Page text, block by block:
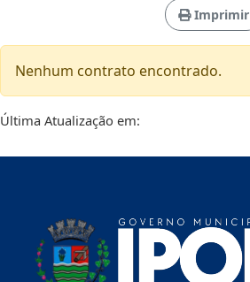
Imprimir
Nenhum contrato encontrado.
Última Atualização em: